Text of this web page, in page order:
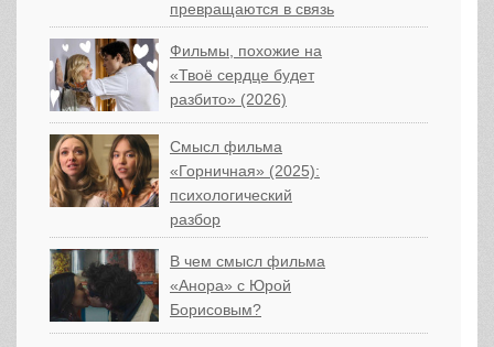
превращаются в связь
Фильмы, похожие на
«Твоё сердце будет
разбито» (2026)
Смысл фильма
«Горничная» (2025):
психологический
разбор
В чем смысл фильма
«Анора» с Юрой
Борисовым?